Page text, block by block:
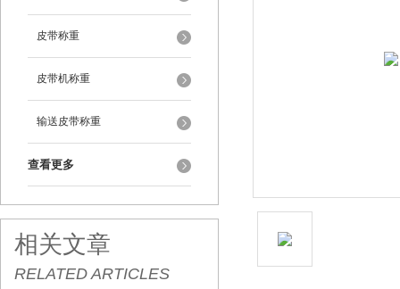
皮带称重
皮带机称重
输送皮带称重
查看更多
相关文章
RELATED ARTICLES